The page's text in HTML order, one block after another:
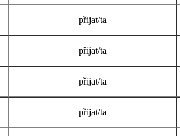
přijat/ta
přijat/ta
přijat/ta
přijat/ta